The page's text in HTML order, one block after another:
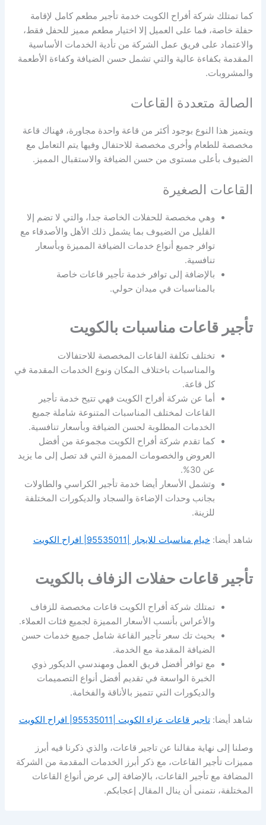
كما تمتلك شركة أفراح الكويت خدمة تأجير مطعم كامل لإقامة
حفلة خاصة، فما على العميل إلا اختيار مطعم مميز للحفل فقط،
والاعتماد على فريق عمل الشركة من تأدية الخدمات الأساسية
المقدمة بكفاءة عالية والتي تشمل حسن الضيافة وكفاءة الأطعمة
والمشروبات.
الصالة متعددة القاعات
ويتميز هذا النوع بوجود أكثر من قاعة واحدة مجاورة، فهناك قاعة
مخصصة للطعام وأخرى مخصصة للاحتفال وفيها يتم التعامل مع
الضيوف بأعلى مستوى من حسن الضيافة والاستقبال المميز.
القاعات الصغيرة
وهي مخصصة للحفلات الخاصة جدا، والتي لا تضم إلا
القليل من الضيوف بما يشمل ذلك الأهل والأصدقاء مع
توافر جميع أنواع خدمات الضيافة المميزة وبأسعار
تنافسية.
بالإضافة إلى توافر خدمة تأجير قاعات خاصة
بالمناسبات في ميدان حولي.
تأجير قاعات مناسبات بالكويت
تختلف تكلفة القاعات المخصصة للاحتفالات
والمناسبات باختلاف المكان ونوع الخدمات المقدمة في
كل قاعة.
أما عن شركة أفراح الكويت فهي تتيح خدمة تأجير
القاعات لمختلف المناسبات المتنوعة شاملة جميع
الخدمات المطلوبة لحسن الضيافة وبأسعار تنافسية.
كما تقدم شركة أفراح الكويت مجموعة من أفضل
العروض والخصومات المميزة التي قد تصل إلى ما يزيد
عن 30%.
وتشمل الأسعار أيضا خدمة تأجير الكراسي والطاولات
بجانب وحدات الإضاءة والسجاد والديكورات المختلفة
للزينة.
شاهد أيضا:خيام مناسبات للايجار |95535011| افراح الكويت
تأجير قاعات حفلات الزفاف بالكويت
تمتلك شركة أفراح الكويت قاعات مخصصة للزفاف
والأعراس بأنسب الأسعار المميزة لجميع فئات العملاء.
بحيث تك سعر تأجير القاعة شامل جميع خدمات حسن
الضيافة المقدمة مع الخدمة.
مع توافر أفضل فريق العمل ومهندسي الديكور ذوي
الخبرة الواسعة في تقديم أفضل أنواع التصميمات
والديكورات التي تتميز بالأناقة والفخامة.
شاهد أيضا:تاجير قاعات عزاء الكويت |95535011| افراح الكويت
وصلنا إلى نهاية مقالنا عن تاجير قاعات، والذي ذكرنا فيه أبرز
مميزات تأجير القاعات، مع ذكر أبرز الخدمات المقدمة من الشركة
المضافة مع تأجير القاعات، بالإضافة إلى عرض أنواع القاعات
المختلفة، نتمنى أن ينال المقال إعجابكم.